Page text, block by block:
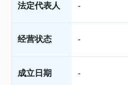
法定代表人 -
经营状态 -
成立日期 -